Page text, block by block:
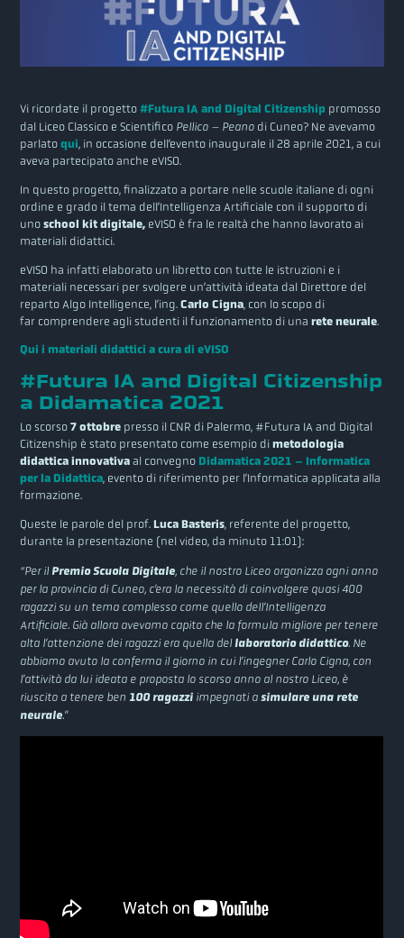
Vi ricordate il progetto#Futura IA and Digital Citizenship promosso
dal Liceo Classico e Scientifico Pellico – Peano di Cuneo? Ne avevamo
parlatoqui, in occasione dell’evento inaugurale il 28 aprile 2021, a cui
aveva partecipato anche eVISO.
In questo progetto, finalizzato a portare nelle scuole italiane di ogni
ordine e grado il tema dell’Intelligenza Artificiale con il supporto di
unoschool kit digitale, eVISO è fra le realtà che hanno lavorato ai
materiali didattici.
eVISO ha infatti elaborato un libretto con tutte le istruzioni e i
materiali necessari per svolgere un’attività ideata dal Direttore del
reparto Algo Intelligence, l’ing.Carlo Cigna, con lo scopo di
far comprendere agli studenti il funzionamento di una rete neurale.
Qui i materiali didattici a cura di eVISO
#Futura IA and Digital Citizenship
a Didamatica 2021
Lo scorso7 ottobre presso il CNR di Palermo, #Futura IA and Digital
Citizenship è stato presentato come esempio dimetodologia
didattica innovativaal convegno Didamatica 2021 – Informatica
per la Didattica, evento di riferimento per l’Informatica applicata alla
formazione.
Queste le parole del prof.Luca Basteris, referente del progetto,
durante la presentazione (nel video, da minuto 11:01):
“Per il Premio Scuola Digitale, che il nostro Liceo organizza ogni anno
per la provincia di Cuneo, c’era la necessità di coinvolgere quasi 400
ragazzi su un tema complesso come quello dell’Intelligenza
Artificiale. Già allora avevamo capito che la formula migliore per tenere
alta l’attenzione dei ragazzi era quella dellaboratorio didattico. Ne
abbiamo avuto la conferma il giorno in cui l’ingegner Carlo Cigna, con
l’attività da lui ideata e proposta lo scorso anno al nostro Liceo, è
riuscito a tenere ben 100 ragazzi impegnati a simulare una rete
neurale.”